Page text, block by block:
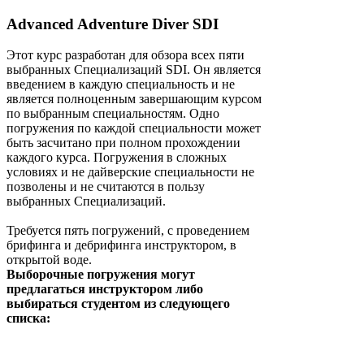
Advanced Adventure Diver SDI
Этот курс разработан для обзора всех пяти
выбранных Специализаций SDI. Он является
введением в каждую специальность и не
является полноценным завершающим курсом
по выбранным специальностям. Одно
погружения по каждой специальности может
быть засчитано при полном прохождении
каждого курса. Погружения в сложных
условиях и не дайверские специальности не
позволены и не считаются в пользу
выбранных Специализаций.
Требуется пять погружений, с проведением
брифинга и дебрифинга инструктором, в
открытой воде.
Выборочные погружения могут
предлагаться инструктором либо
выбираться студентом из следующего
списка: